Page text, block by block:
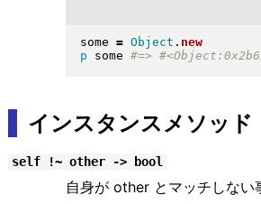
some = Object . new
p some
インスタンスメソッド
self !~ other -> bool
自身が other とマッチしない